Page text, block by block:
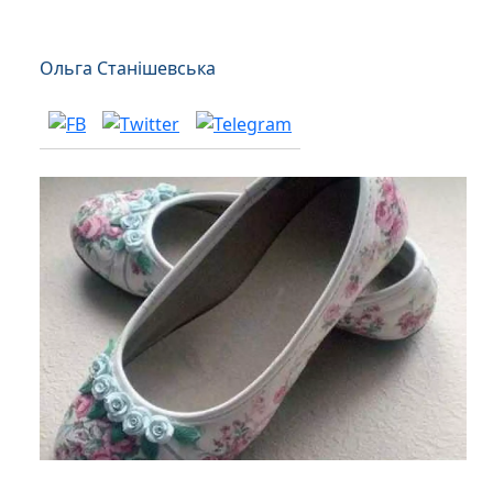
Ольга Станішевська